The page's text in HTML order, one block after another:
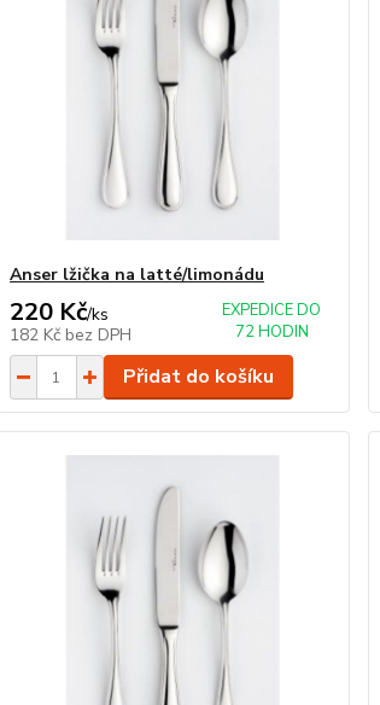
Anser lžička na latté/limonádu
220 Kč/ks
182 Kč bez DPH
EXPEDICE DO
72 HODIN
Přidat do košíku